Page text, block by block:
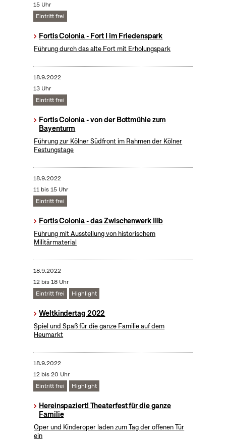
15 Uhr
Eintritt frei
Fortis Colonia - Fort I im Friedenspark
Führung durch das alte Fort mit Erholungspark
18.9.2022
13 Uhr
Eintritt frei
Fortis Colonia - von der Bottmühle zum
Bayenturm
Führung zur Kölner Südfront im Rahmen der Kölner
Festungstage
18.9.2022
11 bis 15 Uhr
Eintritt frei
Fortis Colonia - das Zwischenwerk IIIb
Führung mit Ausstellung von historischem
Militärmaterial
18.9.2022
12 bis 18 Uhr
Eintritt frei
Highlight
Weltkindertag 2022
Spiel und Spaß für die ganze Familie auf dem
Heumarkt
18.9.2022
12 bis 20 Uhr
Eintritt frei
Highlight
Hereinspaziert! Theaterfest für die ganze
Familie
Oper und Kinderoper laden zum Tag der offenen Tür
ein